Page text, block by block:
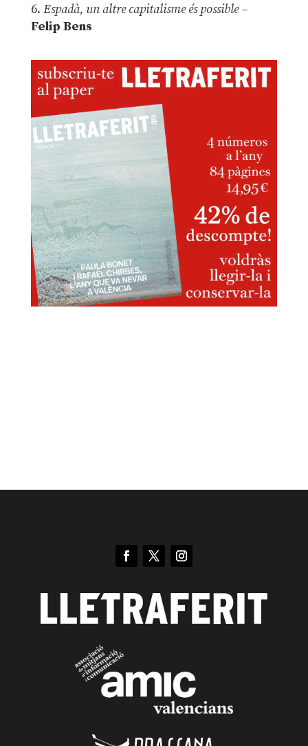
6. Espadà, un altre capitalisme és possible –
Felip Bens